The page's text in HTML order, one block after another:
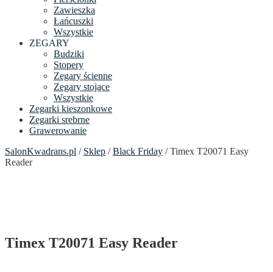
Zawieszka
Łańcuszki
Wszystkie
ZEGARY
Budziki
Stopery
Zegary ścienne
Zegary stojące
Wszystkie
Zegarki kieszonkowe
Zegarki srebrne
Grawerowanie
SalonKwadrans.pl / Sklep /Black Friday / Timex T20071 Easy
Reader
Timex T20071 Easy Reader